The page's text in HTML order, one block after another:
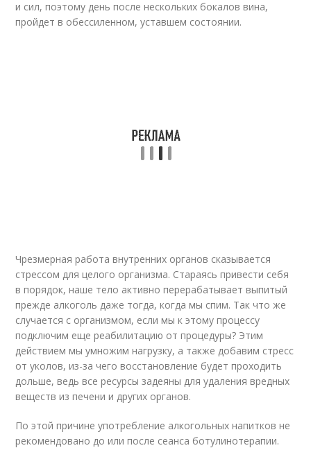
и сил, поэтому день после нескольких бокалов вина,
пройдет в обессиленном, уставшем состоянии.
Чрезмерная работа внутренних органов сказывается
стрессом для целого организма. Стараясь привести себя
в порядок, наше тело активно перерабатывает выпитый
прежде алкоголь даже тогда, когда мы спим. Так что же
случается с организмом, если мы к этому процессу
подключим еще реабилитацию от процедуры? Этим
действием мы умножим нагрузку, а также добавим стресс
от уколов, из-за чего восстановление будет проходить
дольше, ведь все ресурсы задеяны для удаления вредных
веществ из печени и других органов.
По этой причине употребление алкогольных напитков не
рекомендовано до или после сеанса ботулинотерапии.